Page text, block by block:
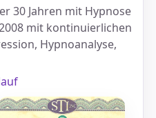
30 Jahren mit Hypnose
mit kontinuierlichen
Hypnoanalyse,